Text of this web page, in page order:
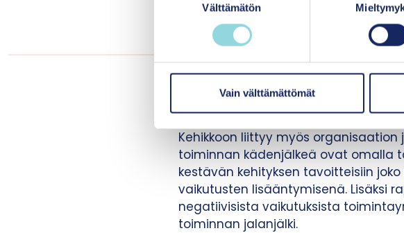
t
k
Välttämätön
Vain välttämättömät
vastuullisuuden
Tiivistetysti mallin ajatuksena on,
Kehikkoon liittyy myös
toiminnan kädenjälkeä ovat omalla
kestävän kehityksen tavoitteisiin
vaikutusten lisääntymisenä. Lisäksi
negatiivisista vaikutuksista
toiminnan jalanjälki.